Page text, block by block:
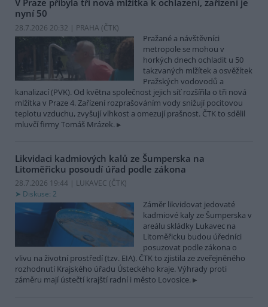
V Praze přibyla tři nová mlžítka k ochlazení, zařízení je
nyní 50
28.7.2026 20:32 | PRAHA (ČTK)
Pražané a návštěvníci
metropole se mohou v
horkých dnech ochladit u 50
takzvaných mlžítek a osvěžítek
Pražských vodovodů a
kanalizací (PVK). Od května společnost jejich síť rozšířila o tři nová
mlžítka v Praze 4. Zařízení rozprašováním vody snižují pocitovou
teplotu vzduchu, zvyšují vlhkost a omezují prašnost. ČTK to sdělil
mluvčí firmy Tomáš Mrázek.
Likvidaci kadmiových kalů ze Šumperska na
Litoměřicku posoudí úřad podle zákona
28.7.2026 19:44 | LUKAVEC (ČTK)
Diskuse: 2
Záměr likvidovat jedovaté
kadmiové kaly ze Šumperska v
areálu skládky Lukavec na
Litoměřicku budou úředníci
posuzovat podle zákona o
vlivu na životní prostředí (tzv. EIA). ČTK to zjistila ze zveřejněného
rozhodnutí Krajského úřadu Ústeckého kraje. Výhrady proti
záměru mají ústečtí krajští radní i město Lovosice.